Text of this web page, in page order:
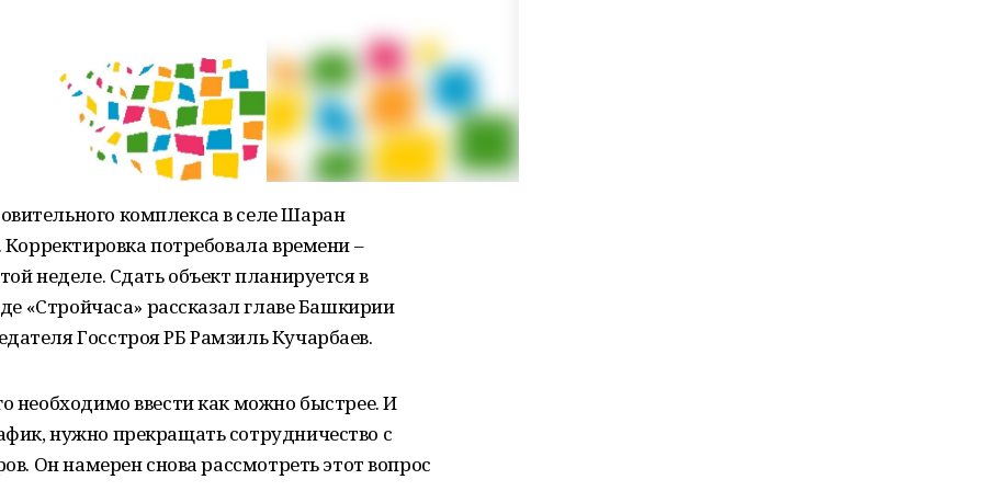
комплекса в селе Шаран
потребовала времени –
неделе. Сдать объект планируется в
«Стройчаса» рассказал главе Башкирии
Госстроя РБ Рамзиль Кучарбаев.
необходимо ввести как можно быстрее. И
нужно прекращать сотрудничество с
Он намерен снова рассмотреть этот вопрос